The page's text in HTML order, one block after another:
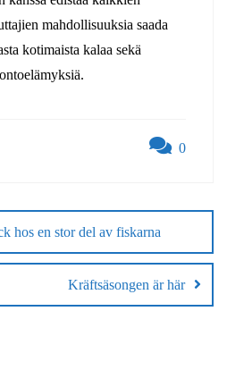
mahdollisuuksia saada
kotimaista kalaa sekä
0
hos en stor del av fiskarna
Kräftsäsongen är här